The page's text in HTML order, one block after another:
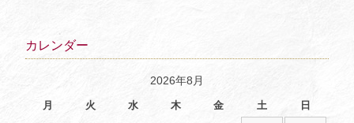
カレンダー
2026年8月
月 火 水 木 金 土 日